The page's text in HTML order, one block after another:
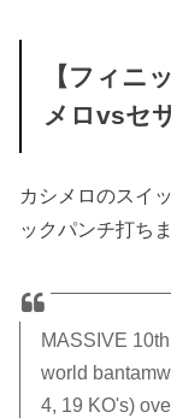
【フィニ
メロvsセ
カシメロのスイ
ックパンチ打ち
MASSIVE
world
4, 19 KO's)